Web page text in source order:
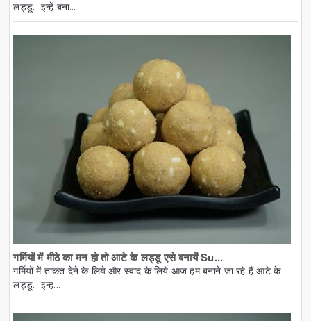
लड्डू. इन्हें बना...
गर्मियों में मीठे का मन हो तो आटे के लड्डू एसे बनायें Su...
गर्मियों में ताकत देने के लिये और स्वाद के लिये आज हम बनाने जा रहे हैं आटे के
लड्डू. इन्ह...